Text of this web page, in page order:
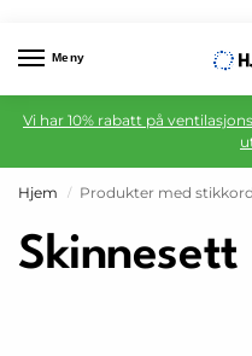
Meny
Vi har 10% rabatt på
Hjem / Produkter med
Skinnesett